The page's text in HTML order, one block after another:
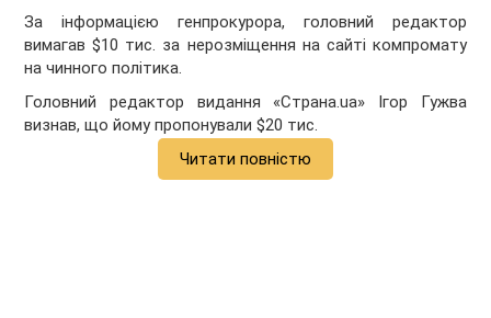
За інформацією генпрокурора, головний редактор
вимагав $10 тис. за нерозміщення на сайті компромату
на чинного політика.
Головний редактор видання «Страна.ua» Ігор Гужва
визнав, що йому пропонували $20 тис.
Читати повністю